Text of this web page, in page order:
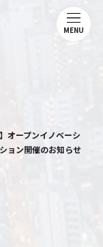
MENU
オープンイノベーシ
ョン開催のお知らせ